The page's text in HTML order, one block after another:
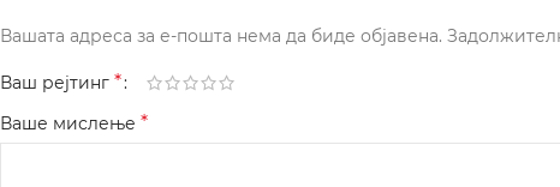
Вашата адреса за е-пошта нема да биде објавена.
Ваш рејтинг *
Ваше мислење *